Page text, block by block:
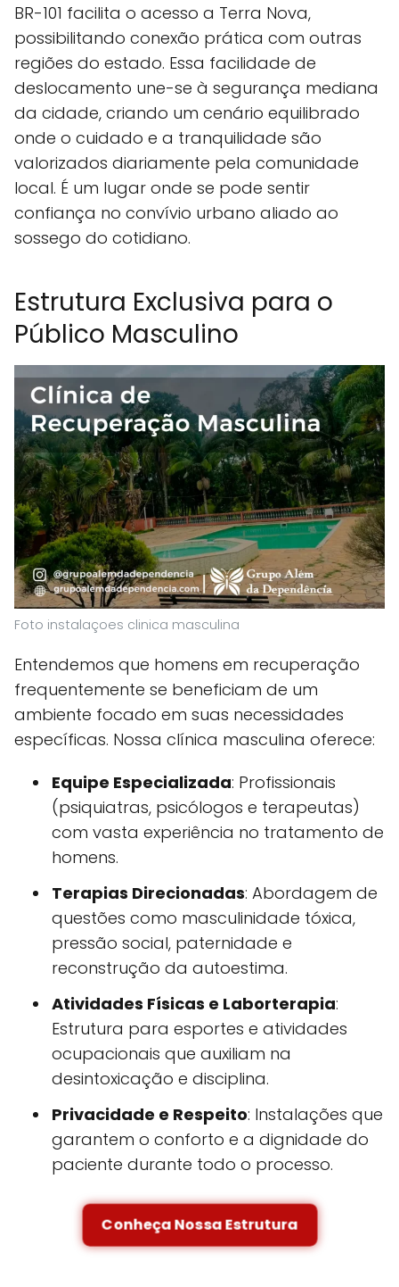
BR-101 facilita o acesso a Terra Nova,
possibilitando conexão prática com outras
regiões do estado. Essa facilidade de
deslocamento une-se à segurança mediana
da cidade, criando um cenário equilibrado
onde o cuidado e a tranquilidade são
valorizados diariamente pela comunidade
local. É um lugar onde se pode sentir
confiança no convívio urbano aliado ao
sossego do cotidiano.
Estrutura Exclusiva para o
Público Masculino
Foto instalaçoes clinica masculina
Entendemos que homens em recuperação
frequentemente se beneficiam de um
ambiente focado em suas necessidades
específicas. Nossa clínica masculina oferece:
Equipe Especializada: Profissionais
(psiquiatras, psicólogos e terapeutas)
com vasta experiência no tratamento de
homens.
Terapias Direcionadas: Abordagem de
questões como masculinidade tóxica,
pressão social, paternidade e
reconstrução da autoestima.
Atividades Físicas e Laborterapia:
Estrutura para esportes e atividades
ocupacionais que auxiliam na
desintoxicação e disciplina.
Privacidade e Respeito: Instalações que
garantem o conforto e a dignidade do
paciente durante todo o processo.
Conheça Nossa Estrutura